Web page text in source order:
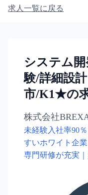
求人一覧に戻る
システム
験/詳細設
市/K1★の
株式会社
未経験入社率90
すいホワイト企
専門研修が充実